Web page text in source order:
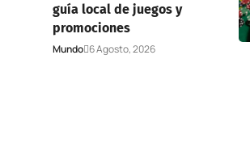
guía local de juegos y
promociones
Mundo 6 Agosto, 2026